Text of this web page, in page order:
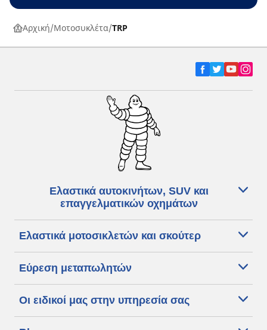
Αρχική Μοτοσυκλέτα TRP
Ελαστικά αυτοκινήτων, SUV και
επαγγελματικών οχημάτων
Ελαστικά μοτοσικλετών και σκούτερ
Εύρεση μεταπωλητών
Οι ειδικοί μας στην υπηρεσία σας